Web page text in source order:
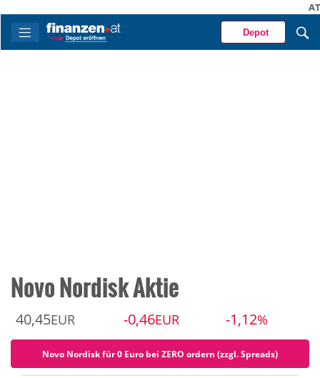
ATX
Depot
Novo Nordisk Aktie
40,45EUR -0,46EUR -1,12%
Novo Nordisk für 0 Euro bei ZERO ordern (zzgl. Spreads)